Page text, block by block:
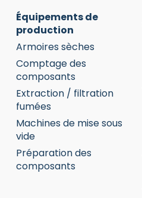
Équipements de
production
Armoires sèches
Comptage des
composants
Extraction / filtration
fumées
Machines de mise sous
vide
Préparation des
composants